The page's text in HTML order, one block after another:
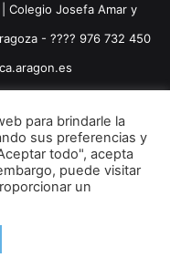
Colegio Josefa Amar y
- ???? 976 732 450
Instagram
para brindarle la
sus preferencias y
todo", acepta
puede visitar
un